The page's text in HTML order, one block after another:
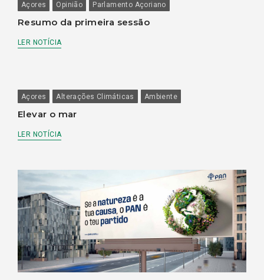
Açores Opinião Parlamento Açoriano
Resumo da primeira sessão
LER NOTÍCIA
Açores Alterações Climáticas Ambiente
Elevar o mar
LER NOTÍCIA